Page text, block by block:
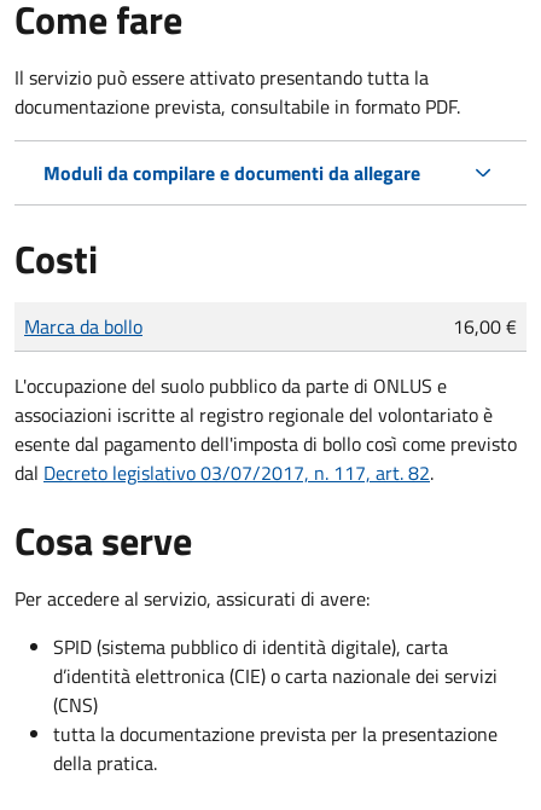
Come fare
Il servizio può essere attivato presentando tutta la
documentazione prevista, consultabile in formato PDF.
Moduli da compilare e documenti da allegare
Costi
Tipo di pagamento
Importo
Marca da bollo 16,00 €
L'occupazione del suolo pubblico da parte di ONLUS e
associazioni iscritte al registro regionale del volontariato è
esente dal pagamento dell'imposta di bollo così come previsto
dal Decreto legislativo 03/07/2017, n. 117, art. 82.
Cosa serve
Per accedere al servizio, assicurati di avere:
SPID (sistema pubblico di identità digitale), carta
d’identità elettronica (CIE) o carta nazionale dei servizi
(CNS)
tutta la documentazione prevista per la presentazione
della pratica.